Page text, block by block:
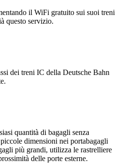
il WiFi gratuito sui suoi treni
questo servizio.
dei treni IC della Deutsche Bahn
quantità di bagagli senza
dimensioni nei portabagagli
più grandi, utilizza le rastrelliere
delle porte esterne.